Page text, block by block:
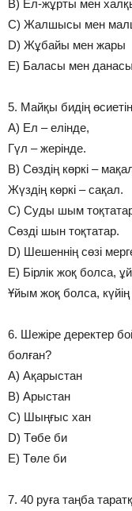
B) Ел-жұрты мен
C) Жалшысы мен
D) Жұбайы мен жары
E) Баласы мен данасы
5. Майқы бидің
A) Ел – елінде,
Гүл – жерінде.
B) Сөздің көркі –
Жүздің көркі – сақал.
C) Суды шым
Сөзді шын тоқтатар.
D) Шешеннің сөзі
E) Бірлік жоқ болса,
Ұйым жоқ болса, күйің
6. Шежіре деректер
болған?
A) Ақарыстан
B) Арыстан
C) Шыңғыс хан
D) Төбе би
E) Төле би
7. 40 руға таңба